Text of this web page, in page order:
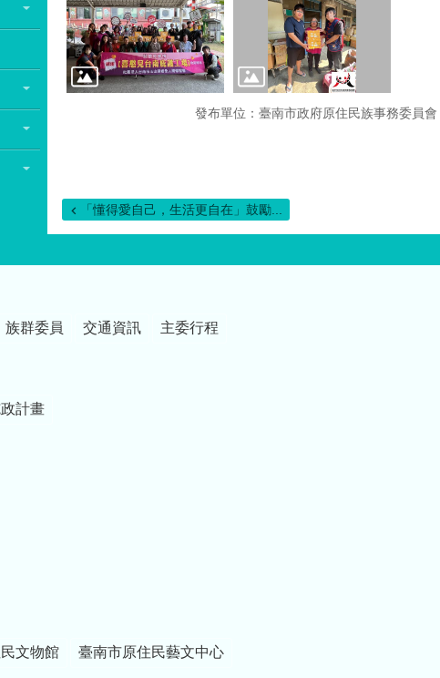
發布單位：臺南市政府原住民族事務委員會
「懂得愛自己，生活更自在」鼓勵...
族群委員 交通資訊 主委行程
計畫
文物館 臺南市原住民藝文中心